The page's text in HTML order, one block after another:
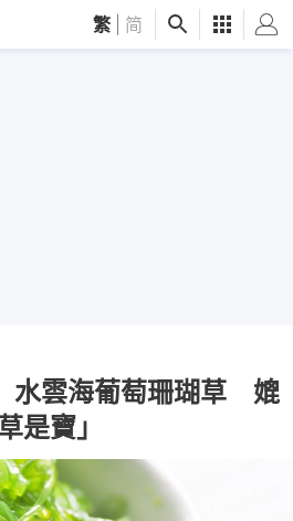
繁 简
水雲海葡萄珊瑚草 媲
是寶」